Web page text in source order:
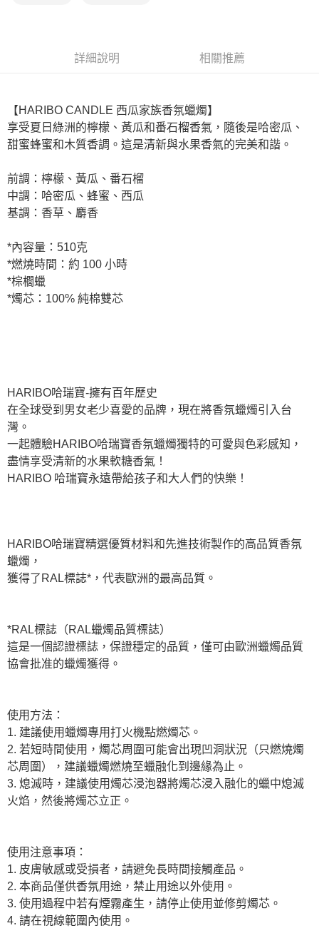
詳細說明 相關推薦
【HARIBO CANDLE 西瓜家族香氛蠟燭】
享受夏日綠洲的檸檬、黃瓜和番石榴香氣，隨後是哈密瓜、
甜蜜蜂蜜和木質香調。這是清新與水果香氣的完美和諧。
前調：檸檬、黃瓜、番石榴
中調：哈密瓜、蜂蜜、西瓜
基調：香草、麝香
*內容量：510克
*燃燒時間：約 100 小時
*棕櫚蠟
*燭芯：100% 純棉雙芯
HARIBO哈瑞寶-擁有百年歷史
在全球受到男女老少喜愛的品牌，現在將香氛蠟燭引入台
灣。
一起體驗HARIBO哈瑞寶香氛蠟燭獨特的可愛與色彩感知，
盡情享受清新的水果軟糖香氣！
HARIBO 哈瑞寶永遠帶給孩子和大人們的快樂！
HARIBO哈瑞寶精選優質材料和先進技術製作的高品質香氛
蠟燭，
獲得了RAL標誌*，代表歐洲的最高品質。
*RAL標誌（RAL蠟燭品質標誌）
這是一個認證標誌，保證穩定的品質，僅可由歐洲蠟燭品質
協會批准的蠟燭獲得。
使用方法：
1. 建議使用蠟燭專用打火機點燃燭芯。
2. 若短時間使用，燭芯周圍可能會出現凹洞狀況（只燃燒燭
芯周圍），建議蠟燭燃燒至蠟融化到邊緣為止。
3. 熄滅時，建議使用燭芯浸泡器將燭芯浸入融化的蠟中熄滅
火焰，然後將燭芯立正。
使用注意事項：
1. 皮膚敏感或受損者，請避免長時間接觸產品。
2. 本商品僅供香氛用途，禁止用途以外使用。
3. 使用過程中若有煙霧產生，請停止使用並修剪燭芯。
4. 請在視線範圍內使用。